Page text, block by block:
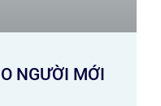
NGƯỜI MỚI